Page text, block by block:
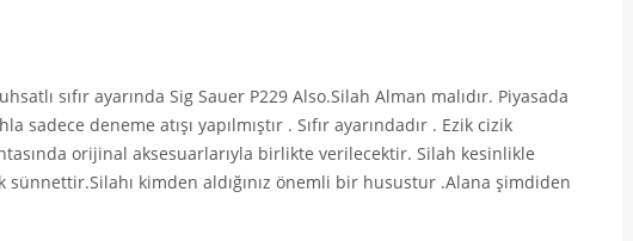
sıfır ayarında Sig Sauer P229 Also.Silah Alman malıdır. Piyasada
deneme atışı yapılmıştır . Sıfır ayarındadır . Ezik cizik
orijinal aksesuarlarıyla birlikte verilecektir. Silah kesinlikle
sünnettir.Silahı kimden aldığınız önemli bir husustur .Alana şimdiden